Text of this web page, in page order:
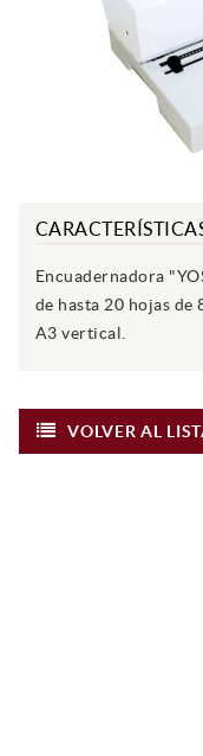
Encuadernadora
de hasta 20 hojas de
A3 vertical.
VOLVER AL